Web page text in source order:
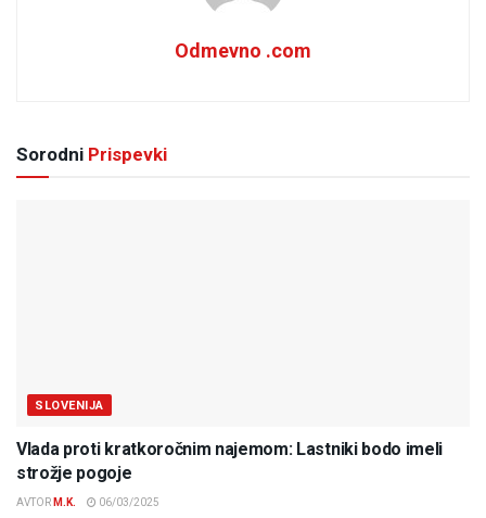
Odmevno .com
Sorodni Prispevki
SLOVENIJA
Vlada proti kratkoročnim najemom: Lastniki bodo imeli
strožje pogoje
AVTOR M.K. 06/03/2025